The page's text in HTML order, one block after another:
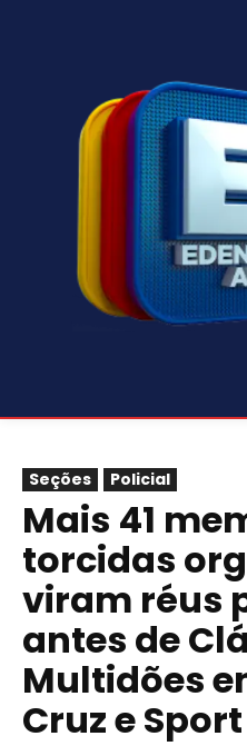
Seções Policial
Mais 41
torcidas
viram réus
antes de
Multidões
Cruz e Sport